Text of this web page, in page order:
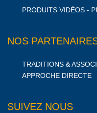
PRODUITS VIDÉOS -
NOS
TRADITIONS &
APPROCHE DIRECTE
SUIVEZ NOUS